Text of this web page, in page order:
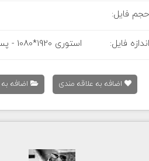
حجم فایل:
اندازه فایل: استوری 1920*1080 - پست 1080*1080
اضافه به علاقه مندی اضافه